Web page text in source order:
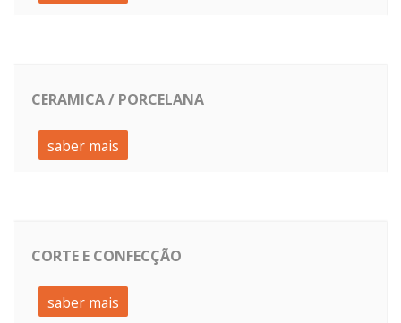
CERAMICA / PORCELANA
saber mais
CORTE E CONFECÇÃO
saber mais